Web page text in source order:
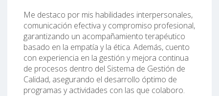
Me destaco por mis habilidades interpersonales,
comunicación efectiva y compromiso profesional,
garantizando un acompañamiento terapéutico
basado en la empatía y la ética. Además, cuento
con experiencia en la gestión y mejora continua
de procesos dentro del Sistema de Gestión de
Calidad, asegurando el desarrollo óptimo de
programas y actividades con las que colaboro.